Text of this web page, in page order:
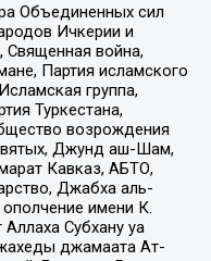
Объединенных сил
Ичкерии и
Священная война,
Партия исламского
группа,
Туркестана,
возрождения
Джунд аш-Шам,
Кавказ, АБТО,
Джабха аль-
имени К.
Субхану уа
джамаата Ат-